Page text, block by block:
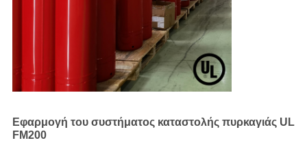
Εφαρμογή του συστήματος καταστολής πυρκαγιάς UL
FM200